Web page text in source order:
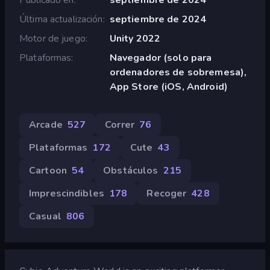
Última actualización
septiembre de 2024
Motor de juego
Unity 2022
Plataformas
Navegador (solo para
ordenadores de sobremesa),
App Store (iOS, Android)
Arcade 527 Correr 76
Plataformas 172 Cute 43
Cartoon 54 Obstáculos 215
Imprescindibles 178 Recoger 428
Casual 806